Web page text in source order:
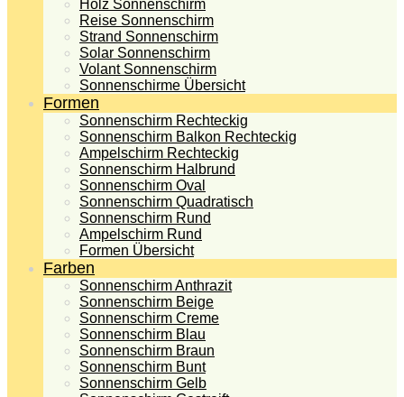
Holz Sonnenschirm
Reise Sonnenschirm
Strand Sonnenschirm
Solar Sonnenschirm
Volant Sonnenschirm
Sonnenschirme Übersicht
Formen
Sonnenschirm Rechteckig
Sonnenschirm Balkon Rechteckig
Ampelschirm Rechteckig
Sonnenschirm Halbrund
Sonnenschirm Oval
Sonnenschirm Quadratisch
Sonnenschirm Rund
Ampelschirm Rund
Formen Übersicht
Farben
Sonnenschirm Anthrazit
Sonnenschirm Beige
Sonnenschirm Creme
Sonnenschirm Blau
Sonnenschirm Braun
Sonnenschirm Bunt
Sonnenschirm Gelb